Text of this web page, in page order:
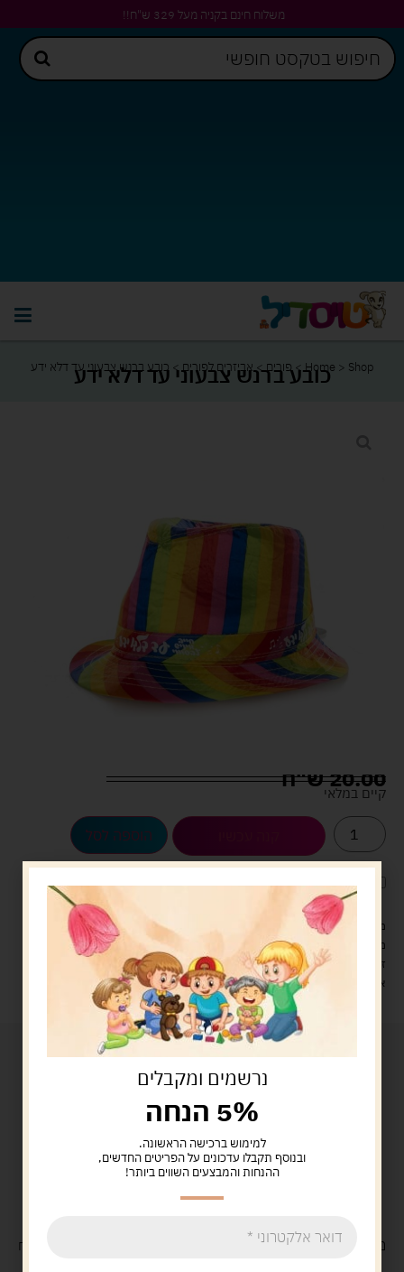
משלוח חינם בקניה מעל 329 ש"ח!!
Home > Shop
>פורים>אביזרים לפורים> כובע ברנש צבעוני עד דלא ידע
כובע ברנש צבעוני עד דלא ידע
20.00ש"ח
קיים במלאי
הוספה לסל
לארוז את המוצר באריזת מתנה5.00 ש"ח ?
מעל 329 ש"ח, משלוח עם שליח עד הבית חינם! – 0 ₪
משלוח עם שליח עד הבית: 29 ש"ח
זמן אספקה: עד 4 ימי עסקים.
איסוף עצמי: מ"ביתר טויס" רחוב בניין דוד 18, ביתר עילית.
משלוח חינםבקנייה מעל 329 ש"ח
נרשמים ומקבלים
5% הנחה
למימוש ברכישה הראשונה.
ובנוסף תקבלו עדכונים על הפריטים החדשים,
ההנחות והמבצעים השווים ביותר!